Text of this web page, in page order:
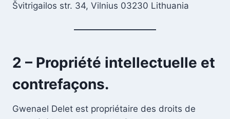
Švitrigailos str. 34, Vilnius 03230 Lithuania
2 – Propriété intellectuelle et
contrefaçons.
Gwenael Delet est propriétaire des droits de